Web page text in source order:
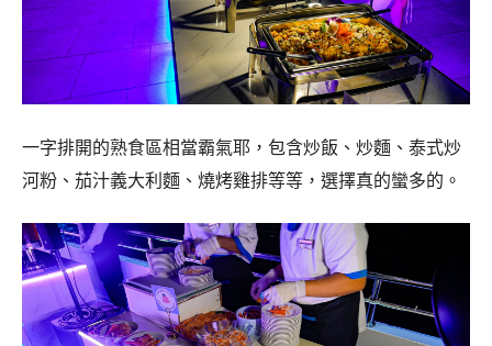
一字排開的熟食區相當霸氣耶，包含炒飯、炒麵、泰式炒
河粉、茄汁義大利麵、燒烤雞排等等，選擇真的蠻多的。